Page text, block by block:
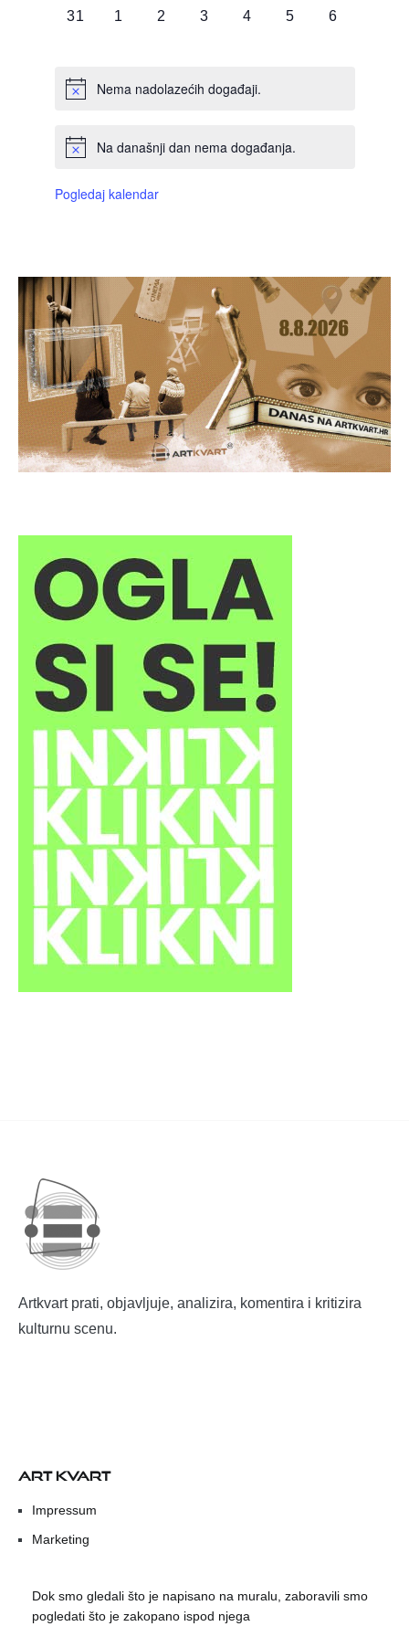
0
31
0
1
0
2
0
3
0
4
0
5
0
6
Nema nadolazećih događaji.
Na današnji dan nema događanja.
Pogledaj kalendar
Artkvart prati, objavljuje, analizira, komentira i kritizira
kulturnu scenu.
ART KVART
Impressum
Marketing
Dok smo gledali što je napisano na muralu, zaboravili smo
pogledati što je zakopano ispod njega